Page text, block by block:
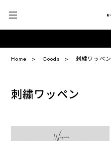
Home Goods 刺繍ワッペン
刺繍ワッペン